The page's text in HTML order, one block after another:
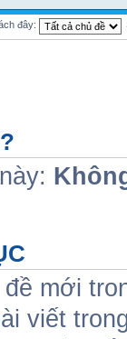
đây:
mới
viết